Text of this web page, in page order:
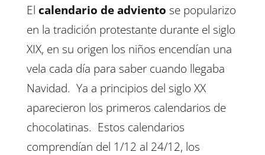
El calendario de adviento se popularizo
en la tradición protestante durante el siglo
XIX, en su origen los niños encendían una
vela cada día para saber cuando llegaba
Navidad. Ya a principios del siglo XX
aparecieron los primeros calendarios de
chocolatinas. Estos calendarios
comprendían del 1/12 al 24/12, los